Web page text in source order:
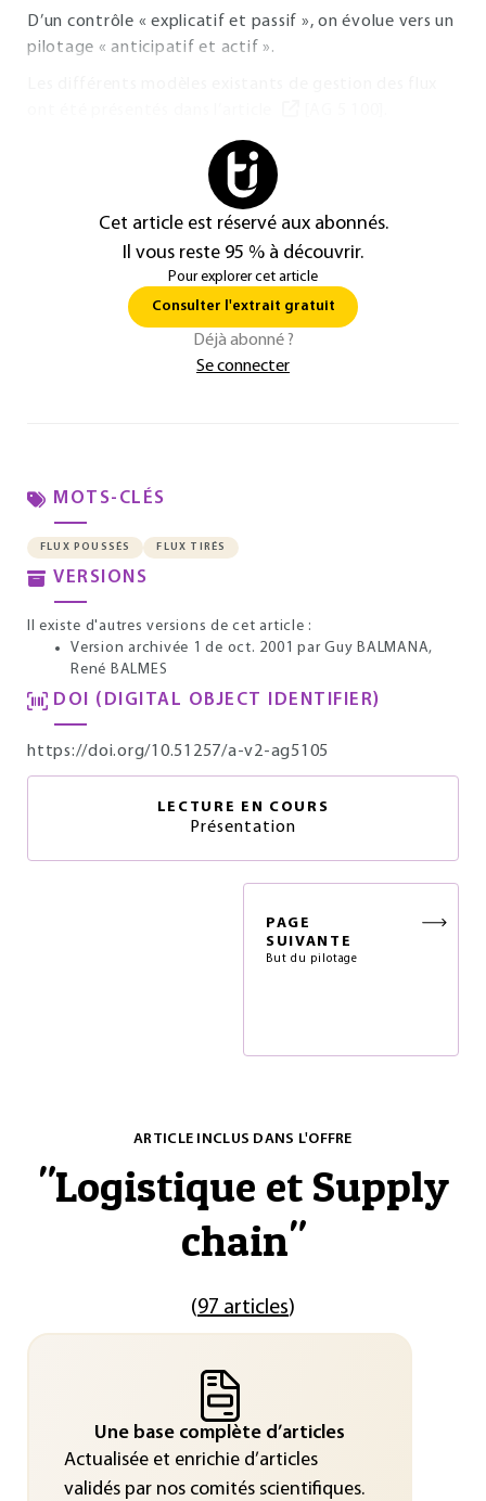
D’un contrôle « explicatif et passif », on évolue vers un
pilotage « anticipatif et actif ».
Cet article est réservé aux abonnés.
Il vous reste 95 % à découvrir.
Pour explorer cet article
Consulter l'extrait gratuit
Déjà abonné ?
Se connecter
MOTS-CLÉS
FLUX POUSSÉS FLUX TIRÉS
VERSIONS
Il existe d'autres versions de cet article :
Version archivée 1 de oct. 2001 par Guy BALMANA,
René BALMES
DOI (DIGITAL OBJECT IDENTIFIER)
https://doi.org/10.51257/a-v2-ag5105
LECTURE EN COURS
Présentation
PAGE
SUIVANTE
But du pilotage
ARTICLE INCLUS DANS L'OFFRE
"Logistique et Supply
chain"
(97 articles)
Une base complète d’articles
Actualisée et enrichie d’articles
validés par nos comités scientifiques.